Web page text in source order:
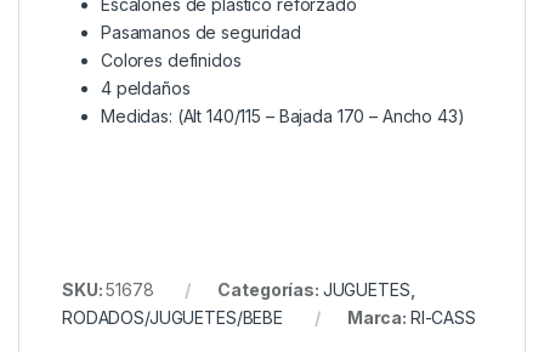
Pasamanos de seguridad
Colores definidos
4 peldaños
Medidas: (Alt 140/115 – Bajada 170 – Ancho 43)
SKU:51678 Categorías: JUGUETES
RODADOS/JUGUETES/BEBE
Marca: RI-CASS